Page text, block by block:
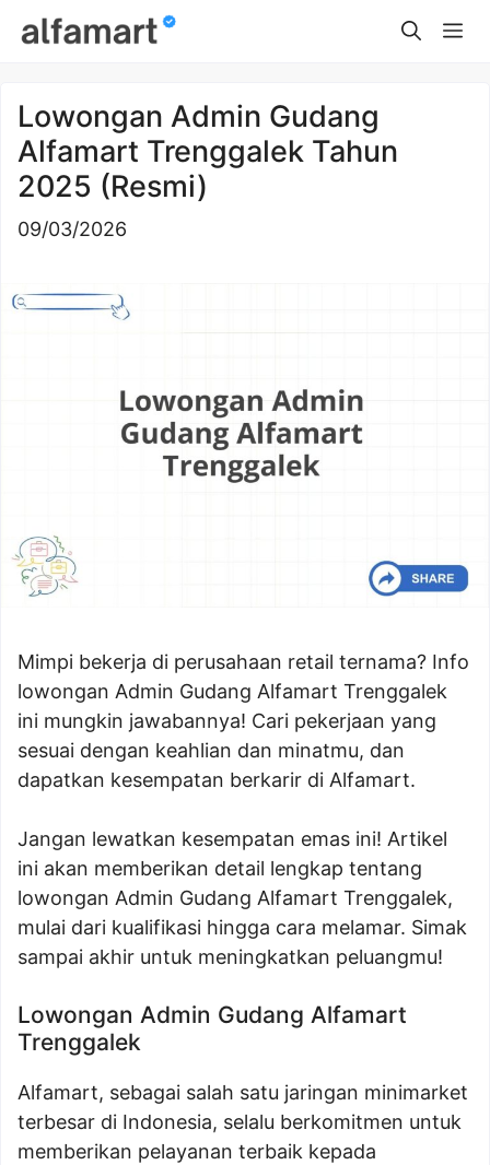
Lowongan Admin Gudang
Alfamart Trenggalek Tahun
2025 (Resmi)
09/03/2026
Mimpi bekerja di perusahaan retail ternama? Info
lowongan Admin Gudang Alfamart Trenggalek
ini mungkin jawabannya! Cari pekerjaan yang
sesuai dengan keahlian dan minatmu, dan
dapatkan kesempatan berkarir di Alfamart.
Jangan lewatkan kesempatan emas ini! Artikel
ini akan memberikan detail lengkap tentang
lowongan Admin Gudang Alfamart Trenggalek,
mulai dari kualifikasi hingga cara melamar. Simak
sampai akhir untuk meningkatkan peluangmu!
Lowongan Admin Gudang Alfamart
Trenggalek
Alfamart, sebagai salah satu jaringan minimarket
terbesar di Indonesia, selalu berkomitmen untuk
memberikan pelayanan terbaik kepada